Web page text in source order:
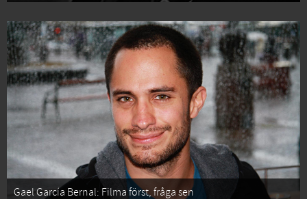
Gael García Bernal: Filma först, fråga sen